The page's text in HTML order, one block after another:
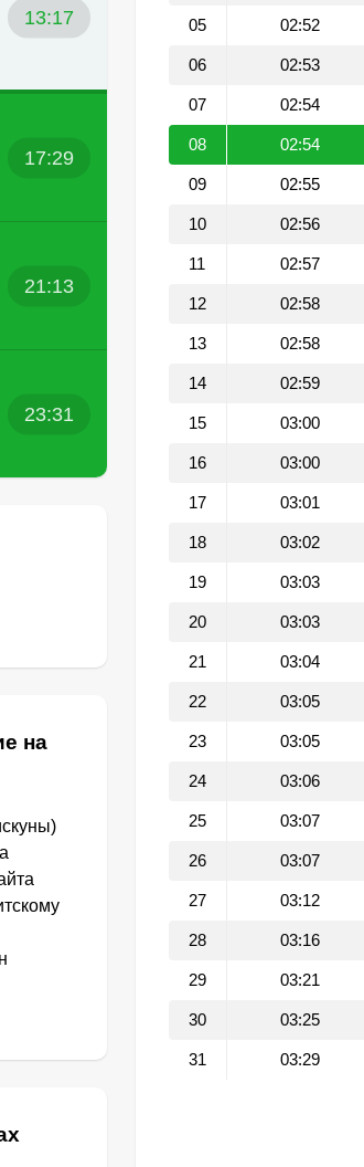
13:17
17:29
21:13
23:31
на
05 02:52
06 02:53
07 02:54
08 02:54
09 02:55
10 02:56
11 02:57
12 02:58
13 02:58
14 02:59
15 03:00
16 03:00
17 03:01
18 03:02
19 03:03
20 03:03
21 03:04
22 03:05
23 03:05
24 03:06
25 03:07
26 03:07
27 03:12
28 03:16
29 03:21
30 03:25
31 03:29